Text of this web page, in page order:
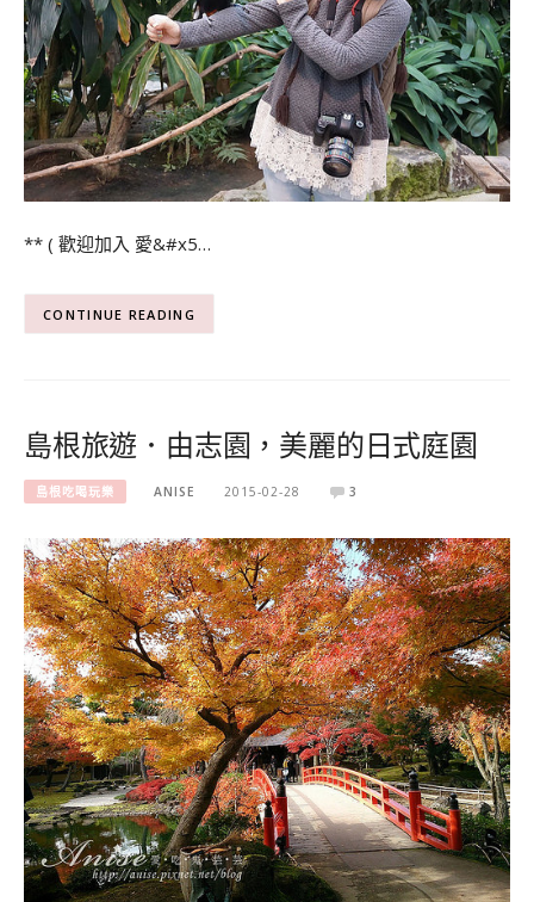
** ( 歡迎加入 愛&#x5…
CONTINUE READING
島根旅遊．由志園，美麗的日式庭園
島根吃喝玩樂 ANISE 2015-02-28 3